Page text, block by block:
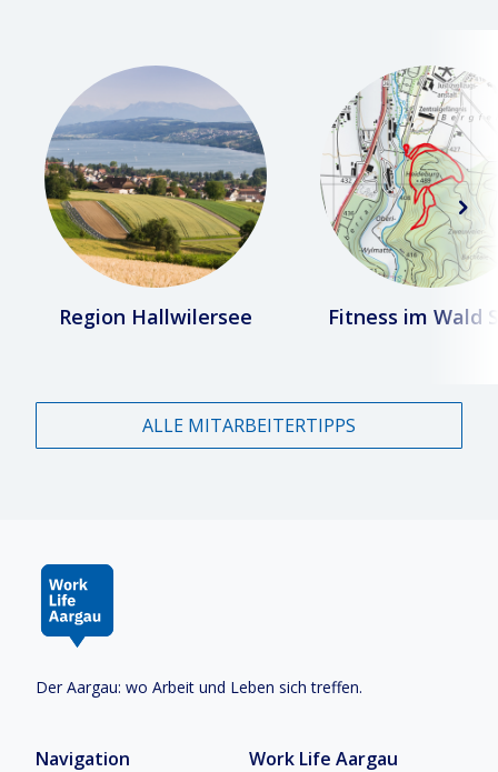
Region Hallwilersee Fitness im Wald
ALLE MITARBEITERTIPPS
Der Aargau: wo Arbeit und Leben sich treffen.
Navigation Work Life Aargau